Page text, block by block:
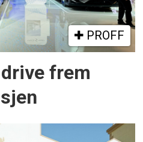
PROFF
frem